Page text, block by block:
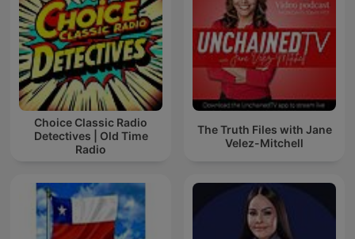
Choice Classic Radio
Detectives | Old Time
Radio
The Truth Files with Jane
Velez-Mitchell